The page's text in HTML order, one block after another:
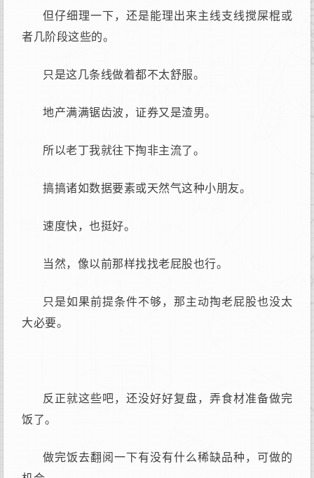
但仔细理一下，还是能理出来主线支线搅屎棍或
者几阶段这些的。
只是这几条线做着都不太舒服。
地产满满锯齿波，证券又是渣男。
所以老丁我就往下掏非主流了。
搞搞诸如数据要素或天然气这种小朋友。
速度快，也挺好。
当然，像以前那样找找老屁股也行。
只是如果前提条件不够，那主动掏老屁股也没太
大必要。
反正就这些吧，还没好好复盘，弄食材准备做完
饭了。
做完饭去翻阅一下有没有什么稀缺品种，可做的